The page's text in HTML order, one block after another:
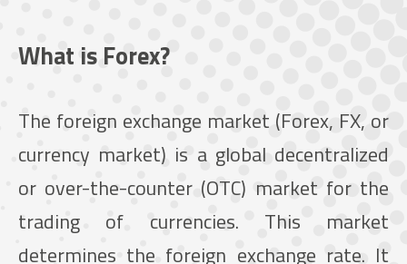
What is Forex?
The foreign exchange market (Forex, FX, or
currency market) is a global decentralized
or over-the-counter (OTC) market for the
trading of currencies. This market
determines the foreign exchange rate. It